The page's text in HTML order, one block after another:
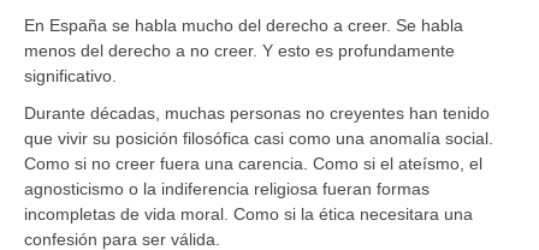
En España se habla mucho del derecho a creer. Se habla
menos del derecho a no creer. Y esto es profundamente
significativo.
Durante décadas, muchas personas no creyentes han tenido
que vivir su posición filosófica casi como una anomalía social.
Como si no creer fuera una carencia. Como si el ateísmo, el
agnosticismo o la indiferencia religiosa fueran formas
incompletas de vida moral. Como si la ética necesitara una
confesión para ser válida.